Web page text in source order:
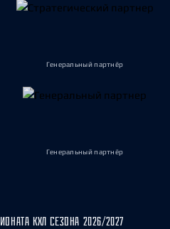
Генеральный партнёр
Генеральный партнёр
КХЛ СЕЗОНА 2026/2027